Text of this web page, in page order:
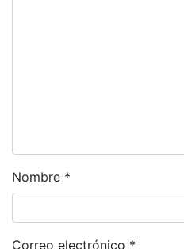
Nombre *
Correo electrónico *